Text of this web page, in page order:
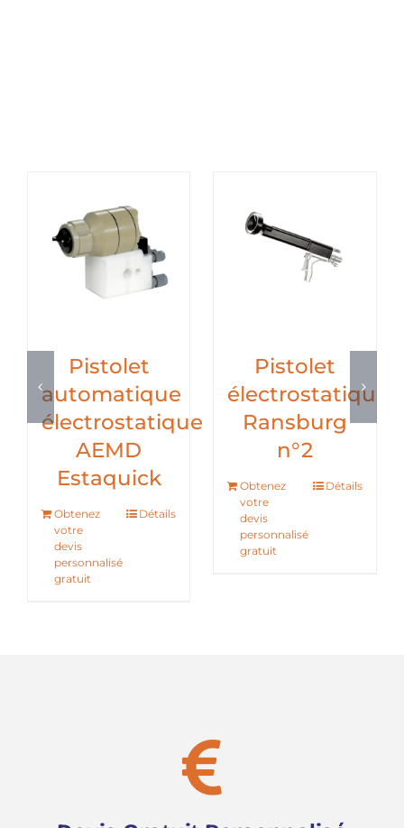
Pistolet
automatique
électrostatique
AEMD
Estaquick
Obtenez
votre
devis
personnalisé
gratuit
Détails
Pistolet
électrostatique
Ransburg
n°2
Obtenez
votre
devis
personnalisé
gratuit
Détails